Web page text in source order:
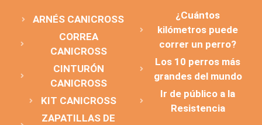
ARNÉS CANICROSS
CORREA
CANICROSS
CINTURÓN
CANICROSS
KIT CANICROSS
ZAPATILLAS DE
¿Cuántos
kilómetros puede
correr un perro?
Los 10 perros más
grandes del mundo
Ir de público a la
Resistencia